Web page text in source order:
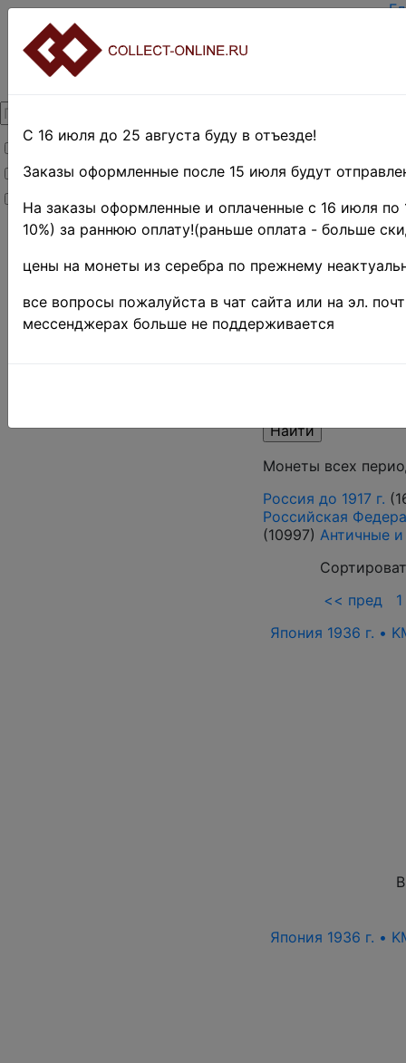
Товары со скидкой
Товары в наличии
Новинки
Главная
»
Монеты
Поиск в
Монеты всех
Россия до 1917 г.
Российская
(10997) Античные и
<< пред
1
Япония 1936 г. •
Япония 1936 г. •
С 16 июля до 25 августа буду в отъезде!
Заказы оформленные после 15 июля будут
На заказы оформленные и оплаченные с 16 июля по
10%) за раннюю оплату!(раньше оплата - больше
цены на монеты из серебра по прежнему
все вопросы пожалуйста в чат сайта или на эл.
мессенджерах больше не поддерживается